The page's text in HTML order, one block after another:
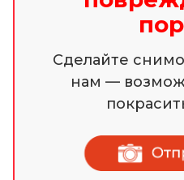
Сделайте
нам —